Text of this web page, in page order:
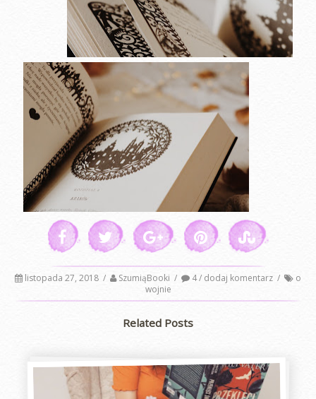
listopada 27, 2018 / SzumiąBooki / 4 / dodaj komentarz /
o
wojnie
Related Posts